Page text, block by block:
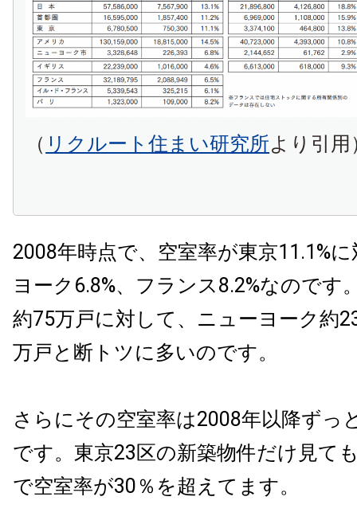
（ リクルート住まい研究所より引用
2008年時点で、空室率が東京11.1%
ヨーク6.8%、フランス8.2%なのです
約75万戸に対して、ニューヨーク約
万戸と断トツに多いのです。
さらにその空室率は2008年以降ずっ
です。東京23区の新築物件だけ見て
で空室率が30％を超えてます。